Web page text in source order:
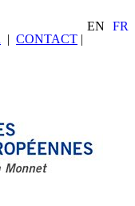
FR
EN
| CONTACT |